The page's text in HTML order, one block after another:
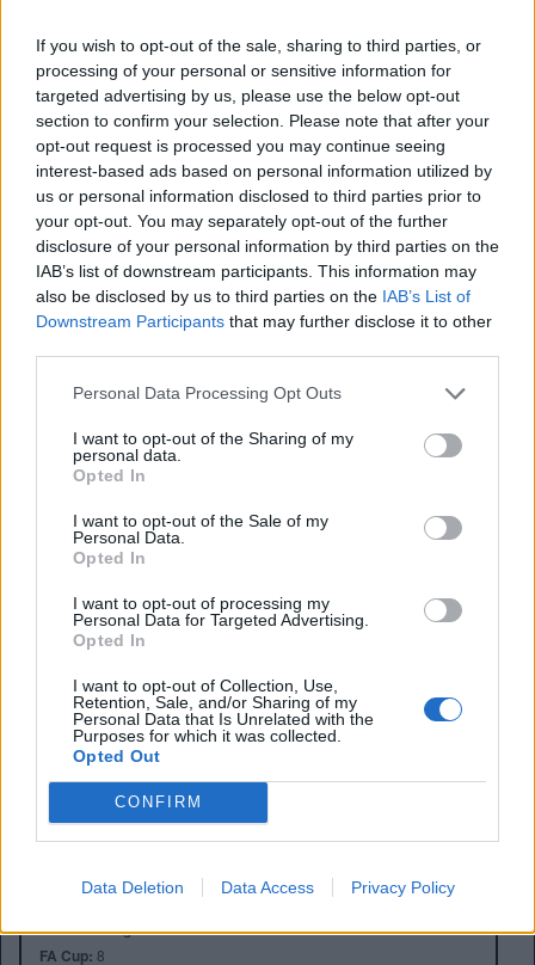
If you wish to opt-out of the sale, sharing to third parties, or
processing of your personal or sensitive information for
targeted advertising by us, please use the below opt-out
section to confirm your selection. Please note that after your
opt-out request is processed you may continue seeing
interest-based ads based on personal information utilized by
us or personal information disclosed to third parties prior to
your opt-out. You may separately opt-out of the further
disclosure of your personal information by third parties on the
IAB’s list of downstream participants. This information may
also be disclosed by us to third parties on the IAB’s List of
Downstream Participants that may further disclose it to other
Personal Data Processing Opt Outs
I want to opt-out of the Sharing of my
personal data.
Opted In
I want to opt-out of the Sale of my
Personal Data.
Opted In
I want to opt-out of processing my
Personal Data for Targeted Advertising.
Opted In
I want to opt-out of Collection, Use,
Retention, Sale, and/or Sharing of my
Personal Data that Is Unrelated with the
Purposes for which it was collected.
Opted Out
CONFIRM
Data Deletion Data Access Privacy Policy
José Mourinhohanno però fatto saltare il banco.
A Madrid, Konaté troverà ad accoglierlo una vera e propria
colonia transalpina, riabbracciando i compagni di
nazionale Kylian Mbappé, Aurélien Tchouaméni, Eduardo
Camavinga e Ferland Mendy.
I numeri dell’addio ai Reds
Konaté saluta l’Inghilterra dopo una stagione da assoluto
protagonista all’ombra della Kop. Nell’ultima annata
calcistica con la maglia del Liverpool, il difensore francese
ha collezionato ben51 presenze complessive,
impreziosite da 2 reti , confermandosi come uno dei
centrali più continui e fisici dell’intero panorama europeo.
Una partenza a costo zero che costringerà la dirigenza del
Liverpool a tornare prepotentemente sul mercato per
rimpiazzarlo.
Anno di Fondazione:
Stadio:Anfield (45.276)
Liverpool
Presidente:Tom Werner
ALBO D'ORO
Premier League:19
FA Cup: 8